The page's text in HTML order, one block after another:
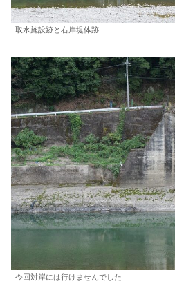
取水施設跡と右岸堤体跡
今回対岸には行けませんでした